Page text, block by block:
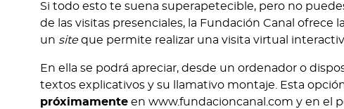
Si todo esto te suena superapetecible, pero no
de las visitas presenciales, la Fundación Canal ofrece
un siteque permite realizar una visita virtual
En ella se podrá apreciar, desde un ordenador o
textos explicativos y su llamativo montaje. Esta
próximamente en www.fundacioncanal.com y en el